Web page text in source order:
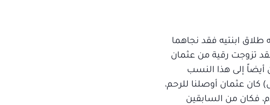
ابنتيه فقد نجاهما
تزوجت رقية من عثمان
أيضاً إلى هذا النسب
عثمان أوصلنا للرحم،
فكان من السابقين